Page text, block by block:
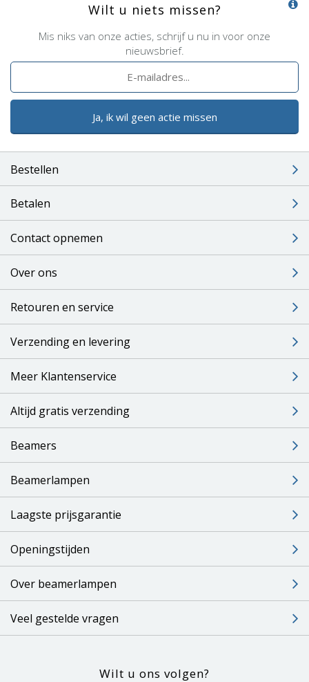
Wilt u niets missen?
Mis niks van onze acties, schrijf u nu in voor onze
nieuwsbrief.
Ja, ik wil geen actie missen
Bestellen
Betalen
Contact opnemen
Over ons
Retouren en service
Verzending en levering
Meer Klantenservice
Altijd gratis verzending
Beamers
Beamerlampen
Laagste prijsgarantie
Openingstijden
Over beamerlampen
Veel gestelde vragen
Wilt u ons volgen?